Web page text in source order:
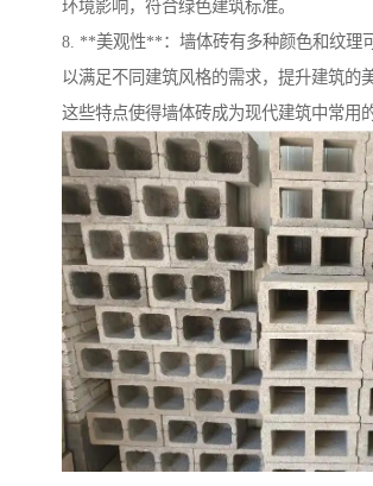
环境影响，符合绿色建筑标准。
8. **美观性**：墙体砖有多种颜色和纹理
以满足不同建筑风格的需求，提升建筑的
这些特点使得墙体砖成为现代建筑中常用